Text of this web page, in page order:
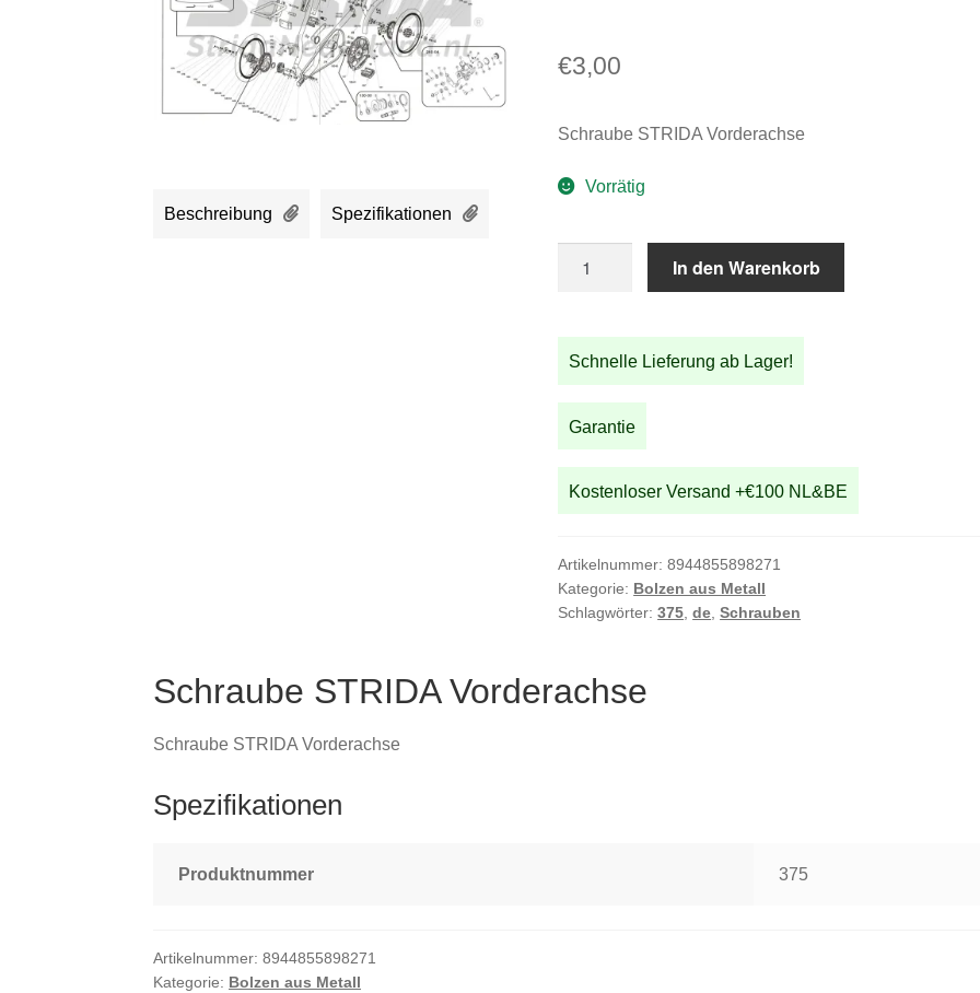
€3,00
Schraube STRIDA Vorderachse
Vorrätig
Menge
In den Warenkorb
Schnelle Lieferung ab Lager!
Garantie
Kostenloser Versand +€100 NL&BE
Artikelnummer:8944855898271
Kategorie: Bolzen aus Metall
Schlagwörter:375 ,de ,Schrauben
Beschreibung Spezifikationen
Schraube STRIDA Vorderachse
Schraube STRIDA Vorderachse
Spezifikationen
Produktnummer 375
Artikelnummer:8944855898271
Kategorie: Bolzen aus Metall